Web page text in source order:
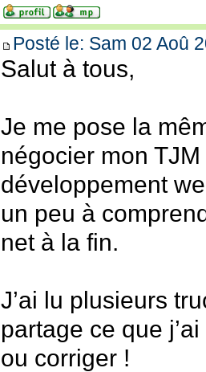
Posté le: Sam 02 Aoû
Salut à tous,
Je me pose la
négocier mon
développement
un peu à
net à la fin.
J’ai lu plusieurs
partage ce que
ou corriger !